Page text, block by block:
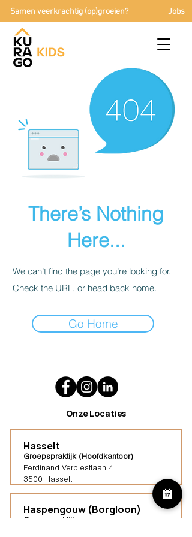
Samen veerkrachtig (op)groeien? Jobs
There’s Nothing
Here...
We can’t find the page you’re looking for.
Check the URL, or head back home.
Go Home
Onze Locaties
Hasselt
Groepspraktijk (Hoofdkantoor)
Ferdinand Verbiestlaan 4
3500 Hasselt
Haspengouw (Borgloon)